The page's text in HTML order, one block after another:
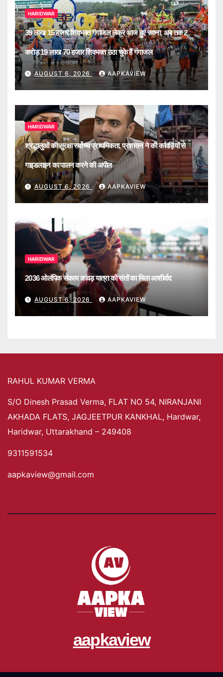
HARIDWAR
39 लाख 15 हजार शिवभक्त गंगाजल लेकर आज हुए रवाना, अब तक 2
करोड़ 19 लाख 70 हजार शिवभक्त उठा चुके हैं गंगाजल
AUGUST 6, 2026 AAPKAVIEW
HARIDWAR
श्रद्धालुओं की सुरक्षा सर्वोच्च प्राथमिकता, प्रशासन ने की कांवड़ियों से
गाइडलाइन का पालन करने की अपील
AUGUST 6, 2026 AAPKAVIEW
HARIDWAR
2036 ओलंपिक संकल्प कांवड़ यात्रा को संतों का मिला आशीर्वाद
AUGUST 6, 2026 AAPKAVIEW
RAHUL KUMAR VERMA
S/O Dinesh Prasad Verma, FLAT NO 54, NIRANJANI
AKHADA FLATS, JAGJEETPUR KANKHAL, Hardwar,
Haridwar, Uttarakhand – 249408
9311591534
aapkaview@gmail.com
aapkaview